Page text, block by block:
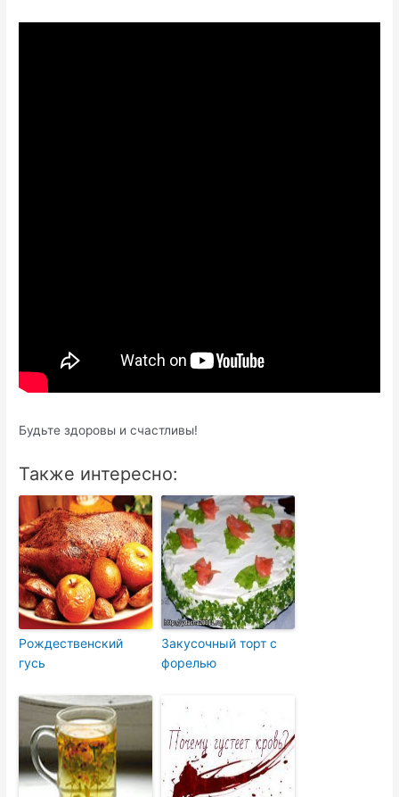
Будьте здоровы и счастливы!
Также интересно:
Рождественский
гусь
Закусочный торт с
форелью